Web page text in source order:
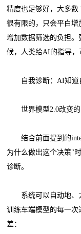
精度也足够好，大多数
很有限的，只会平白
增加数据筛选的负担
候，人类给AI的指导，
自我诊断：AI知道
世界模型2.0改变的
结合前面提到的
为什么做出这个决策"
诊断。
系统可以自动地、
训练车端模型的每一
差：